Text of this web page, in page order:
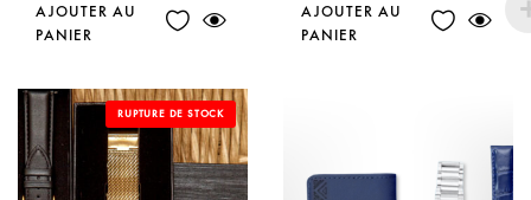
AJOUTER AU
PANIER
AJOUTER AU
PANIER
RUPTURE DE STOCK